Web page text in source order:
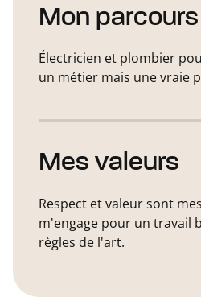
Mon parcours
Électricien et plombier
un métier mais une vraie
Mes valeurs
Respect et valeur sont
m'engage pour un travail
règles de l'art.